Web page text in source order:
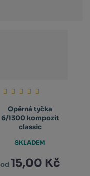
Opěrná tyčka
6/1300 kompozit
classic
od 15,00 Kč
SKLADEM